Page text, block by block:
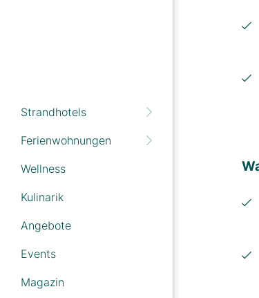
Strandhotels
Ferienwohnungen
Strandvillen Wald &
Wellness
Kulinarik
Angebote
Events
Magazin